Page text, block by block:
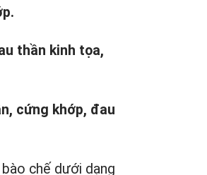
thần kinh tọa,
cứng khớp, đau
chế dưới dạng